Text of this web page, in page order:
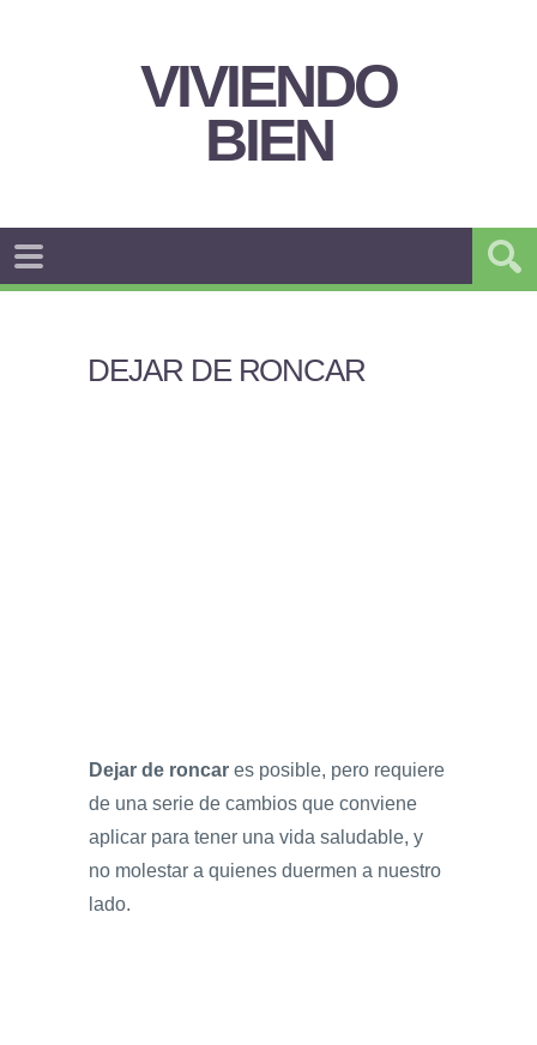
VIVIENDO
BIEN
DEJAR DE RONCAR
Dejar de roncar es posible, pero requiere
de una serie de cambios que conviene
aplicar para tener una vida saludable, y
no molestar a quienes duermen a nuestro
lado.